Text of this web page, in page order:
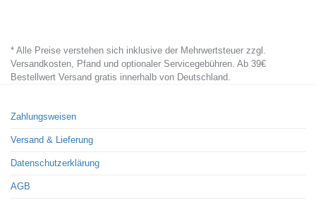
* Alle Preise verstehen sich inklusive der Mehrwertsteuer zzgl.
Versandkosten, Pfand und optionaler Servicegebühren. Ab 39€
Bestellwert Versand gratis innerhalb von Deutschland.
Zahlungsweisen
Versand & Lieferung
Datenschutzerklärung
AGB